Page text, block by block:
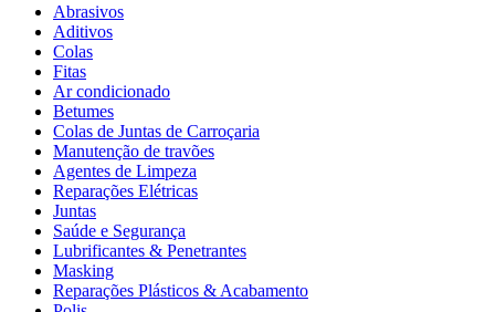
Abrasivos
Aditivos
Colas
Fitas
Ar condicionado
Betumes
Colas de Juntas de Carroçaria
Manutenção de travões
Agentes de Limpeza
Reparações Elétricas
Juntas
Saúde e Segurança
Lubrificantes & Penetrantes
Masking
Reparações Plásticos & Acabamento